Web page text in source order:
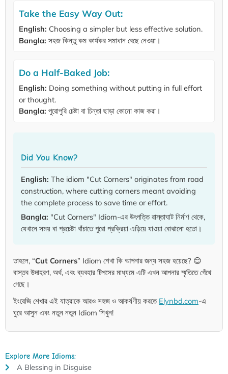
Take the Easy Way Out:
English: Choosing a simpler but less effective solution.
Bangla: সহজ কিন্তু কম কার্যকর সমাধান বেছে নেওয়া।
Do a Half-Baked Job:
English: Doing something without putting in full effort
or thought.
Bangla: পুরোপুরি চেষ্টা বা চিন্তা ছাড়া কোনো কাজ করা।
Did You Know?
English: The idiom "Cut Corners" originates from road
construction, where cutting corners meant avoiding
the complete process to save time or effort.
Bangla: "Cut Corners" Idiom-এর উৎপত্তি রাস্তাঘাট নির্মাণ থেকে,
যেখানে সময় বা প্রচেষ্টা বাঁচাতে পুরো প্রক্রিয়া এড়িয়ে যাওয়া বোঝানো হতো।
তাহলে, “Cut Corners” Idiom শেখা কি আপনার জন্য সহজ হয়েছে? 😊
বাস্তব উদাহরণ, অর্থ, এবং ব্যবহার টিপসের মাধ্যমে এটি এখন আপনার স্মৃতিতে গেঁথে
গেছে।
ইংরেজি শেখার এই যাত্রাকে আরও সহজ ও আকর্ষণীয় করতে Elynbd.com-এ
ঘুরে আসুন এবং নতুন নতুন Idiom শিখুন!
Explore More Idioms:
A Blessing in Disguise